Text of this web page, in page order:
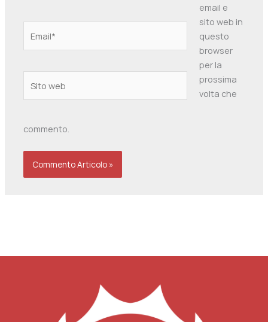
web
email e
sito web in
questo
browser
per la
prossima
volta che
commento.